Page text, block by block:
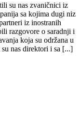
su nas zvaničnici iz
sa kojima dugi niz
iz inostranih
razgovore o saradnji i
koja su održana u
nas direktori i sa [...]